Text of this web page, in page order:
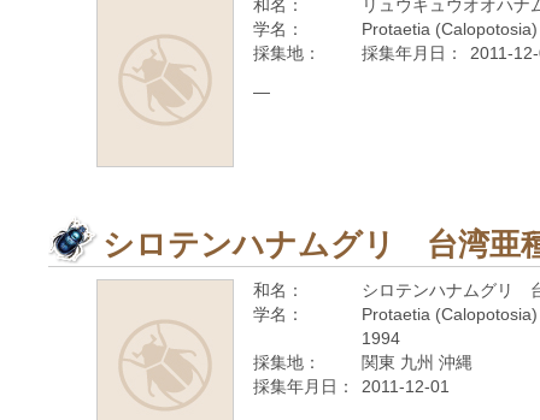
和名：
リュウキュウオオハ
学名：
Protaetia
採集地：
採集年月日： 2011-
—
シロテンハナムグリ 台湾亜
和名：
シロテンハナムグリ
学名：
Protaetia
1994
採集地：
関東 九州 沖縄
採集年月日：
2011-12-01